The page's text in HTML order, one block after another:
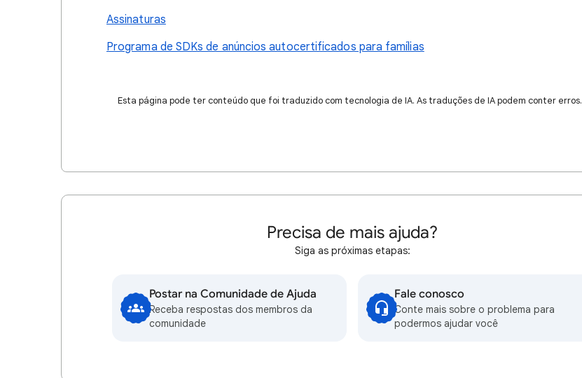
Assinaturas
Programa de SDKs de anúncios autocertificados para famílias
Esta página pode ter conteúdo que foi traduzido com tecnologia de IA. As traduções de IA podem conter erros.
Precisa de mais ajuda?
Siga as próximas etapas:
Postar na Comunidade de Ajuda
Receba respostas dos membros da
comunidade
Fale conosco
Conte mais sobre o problema para
podermos ajudar você